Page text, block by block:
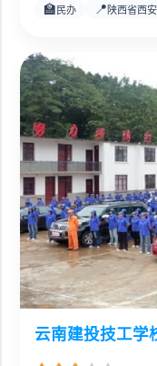
🏫 民办 📍 陕西省西
云南建投技工学